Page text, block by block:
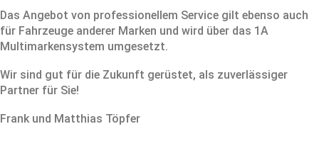
Das Angebot von professionellem Service gilt ebenso auch
für Fahrzeuge anderer Marken und wird über das 1A
Multimarkensystem umgesetzt.
Wir sind gut für die Zukunft gerüstet, als zuverlässiger
Partner für Sie!
Frank und Matthias Töpfer